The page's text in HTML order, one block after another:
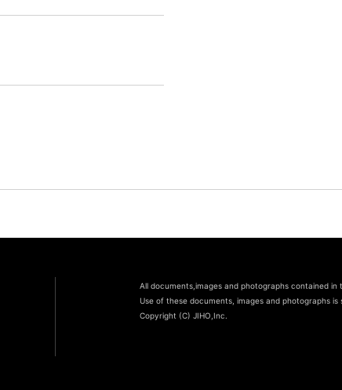
All documents,images and photographs contained in
Use of these documents, images and photographs is
Copyright (C) JIHO,Inc.